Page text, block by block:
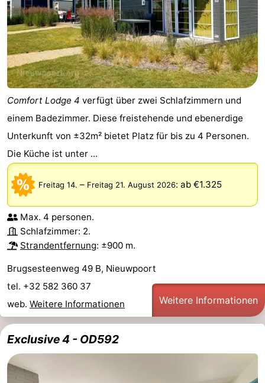
Comfort Lodge 4 verfügt über zwei Schlafzimmern und
einem Badezimmer. Diese freistehende und ebenerdige
Unterkunft von ±32m² bietet Platz für bis zu 4 Personen.
Die Küche ist unter ...
Freitag 14. – Freitag 21. August 2026: ab €1.325
Max. 4 personen.
Schlafzimmer: 2.
Strandentfernung: ±900 m.
Brugsesteenweg 49 B, Nieuwpoort
tel. +32 582 360 37
web. Weitere Informationen Weitere Informationen
Exclusive 4 - OD592